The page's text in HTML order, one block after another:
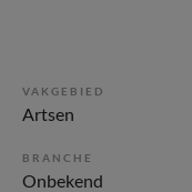
VAKGEBIED
Artsen
BRANCHE
Onbekend